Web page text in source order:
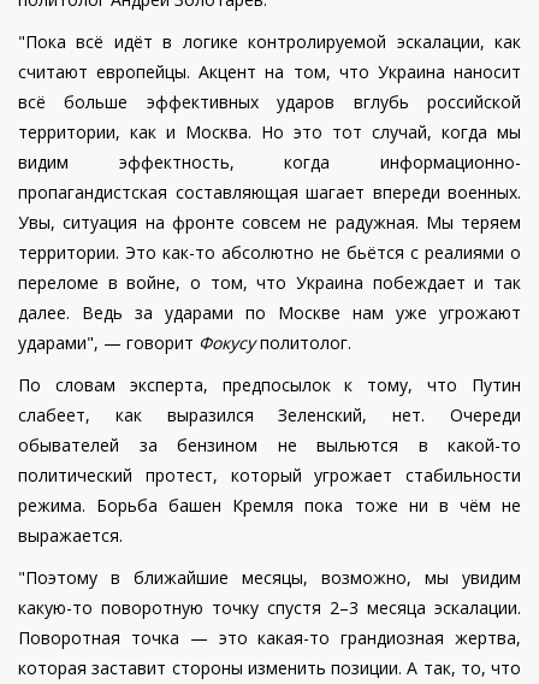
"Пока всё идёт в логике контролируемой эскалации, как
считают европейцы. Акцент на том, что Украина наносит
всё больше эффективных ударов вглубь российской
территории, как и Москва. Но это тот случай, когда мы
видим эффектность, когда информационно-
пропагандистская составляющая шагает впереди военных.
Увы, ситуация на фронте совсем не радужная. Мы теряем
территории. Это как-то абсолютно не бьётся с реалиями о
переломе в войне, о том, что Украина побеждает и так
далее. Ведь за ударами по Москве нам уже угрожают
ударами", — говорит Фокусуполитолог.
По словам эксперта, предпосылок к тому, что Путин
слабеет, как выразился Зеленский, нет. Очереди
обывателей за бензином не выльются в какой-то
политический протест, который угрожает стабильности
режима. Борьба башен Кремля пока тоже ни в чём не
выражается.
"Поэтому в ближайшие месяцы, возможно, мы увидим
какую-то поворотную точку спустя 2–3 месяца эскалации.
Поворотная точка — это какая-то грандиозная жертва,
которая заставит стороны изменить позиции. А так, то, что